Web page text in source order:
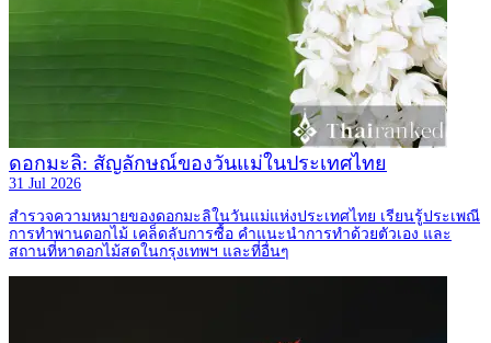
ดอกมะลิ: สัญลักษณ์ของวันแม่ในประเทศไทย
31 Jul 2026
สำรวจความหมายของดอกมะลิในวันแม่แห่งประเทศไทย เรียนรู้ประเพณี
การทำพานดอกไม้ เคล็ดลับการซื้อ คำแนะนำการทำด้วยตัวเอง และ
สถานที่หาดอกไม้สดในกรุงเทพฯ และที่อื่นๆ